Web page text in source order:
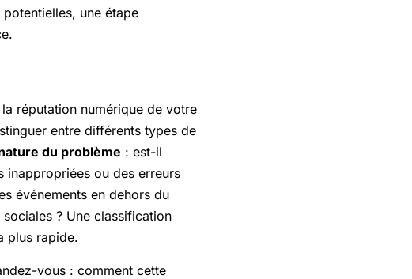
potentielles, une étape
réputation numérique de votre
entre différents types de
du problème : est-il
inappropriées ou des erreurs
événements en dehors du
? Une classification
plus rapide.
vous : comment cette